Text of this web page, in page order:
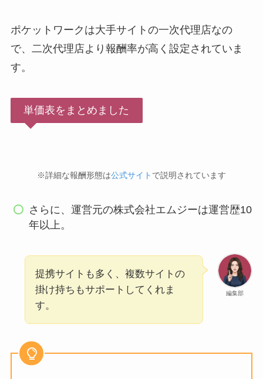
ポケットワークは大手サイトの一次代理店なの
で、二次代理店より報酬率が高く設定されていま
す。
単価表をまとめました
※詳細な報酬形態は公式サイト で説明されています
さらに、運営元の株式会社エムジーは運営歴10
年以上。
編集部
提携サイトも多く、複数サイトの
掛け持ちもサポートしてくれま
す。